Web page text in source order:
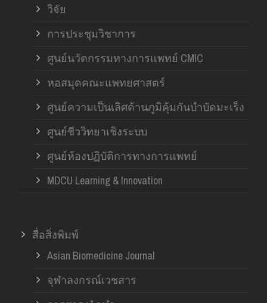
วิจัย
การประชุมวิชาการ
ศูนย์นวัตกรรมทางการแพทย์ CMIC
หอสมุดคณะแพทยศาสตร์
ศูนย์ความเป็นเลิศด้านภูมิคุ้มกันบำบัดมะเร็ง
ศูนย์ชีววิทยาเชิงระบบ
ศูนย์ห้องปฏิบัติการทางการแพทย์
MDCU Learning & Innovation
สื่อสิ่งพิมพ์
Asian Biomedicine Journal
จุฬาลงกรณ์เวชสาร